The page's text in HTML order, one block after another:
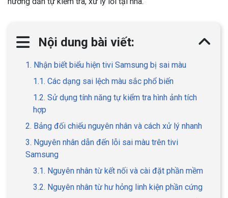
Nội dung bài viết:
1. Nhận biết biểu hiện tivi Samsung bị sai màu
1.1. Các dạng sai lệch màu sắc phổ biến
1.2. Sử dụng tính năng tự kiểm tra hình ảnh tích
hợp
2. Bảng đối chiếu nguyên nhân và cách xử lý nhanh
3. Nguyên nhân dẫn đến lỗi sai màu trên tivi
Samsung
3.1. Nguyên nhân từ kết nối và cài đặt phần mềm
3.2. Nguyên nhân từ hư hỏng linh kiện phần cứng